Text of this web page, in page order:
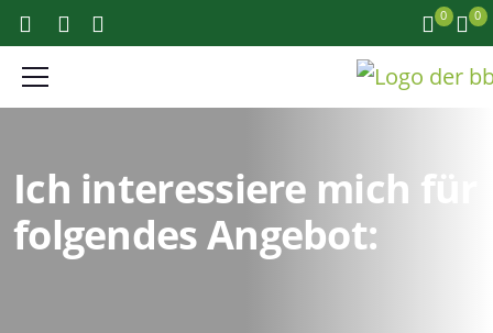
0 0
Ich interessiere mich für
folgendes Angebot: